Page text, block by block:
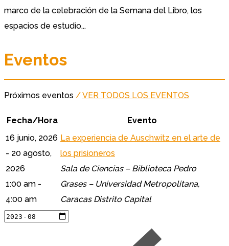
marco de la celebración de la Semana del Libro, los
espacios de estudio...
Eventos
Próximos eventos /VER TODOS LOS EVENTOS
Fecha/Hora
Evento
16 junio, 2026
- 20 agosto,
2026
1:00 am -
4:00 am
La experiencia de Auschwitz en el arte de
los prisioneros
Sala de Ciencias – Biblioteca Pedro
Grases – Universidad Metropolitana,
Caracas Distrito Capital